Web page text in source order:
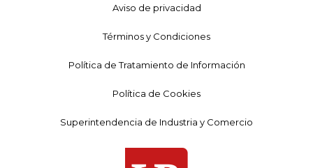
Aviso de privacidad
Términos y Condiciones
Política de Tratamiento de Información
Política de Cookies
Superintendencia de Industria y Comercio